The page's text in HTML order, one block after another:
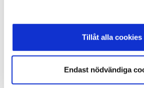
Tillåt alla cookies
Endast nödvändiga
Inte kund
igång nu!